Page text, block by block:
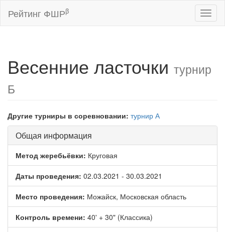
Рейтинг ФШРβ
Весенние ласточки турнир
Б
Другие турниры в соревновании: турнир А
Общая информация
Метод жеребьёвки: Круговая
Даты проведения: 02.03.2021 - 30.03.2021
Место проведения: Можайск, Московская область
Контроль времени: 40' + 30" (Классика)